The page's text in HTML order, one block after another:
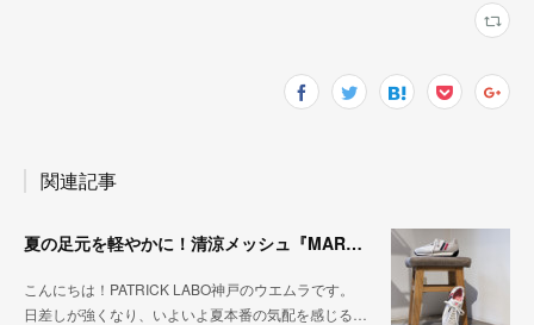
関連記事
夏の足元を軽やかに！清涼メッシュ『MARATHON-ME2』
こんにちは！PATRICK LABO神戸のウエムラです。
日差しが強くなり、いよいよ夏本番の気配を感じる…